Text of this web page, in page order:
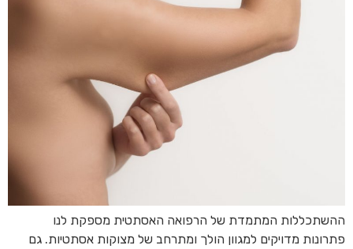
ההשתכללות המתמדת של הרפואה האסתטית מספקת לנו
פתרונות מדויקים למגוון הולך ומתרחב של מצוקות אסתטיות. גם